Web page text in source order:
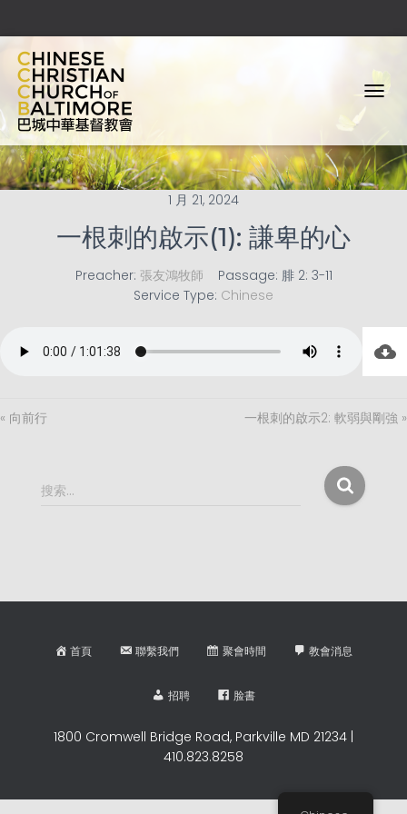
G
L
E
I
O
N
1 月 21, 2024
一根刺的啟示(1): 謙卑的心
Preacher: 張友鴻牧師 Passage: 腓 2: 3-11
Service Type: Chinese
« 向前行 一根刺的啟示2: 軟弱與剛強 »
搜
索
搜索…
首頁 聯繫我們 聚會時間 教會消息
招聘 脸書
1800 Cromwell Bridge Road, Parkville MD 21234 |
410.823.8258